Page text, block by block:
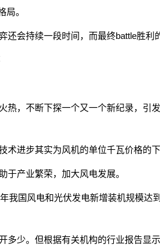
局。
还会持续一段时间，而最终battle胜利
热，不断下探一个又一个新纪录，引
术进步其实为风机的单位千瓦价格的
于产业繁荣，加大风电发展。
我国风电和光伏发电新增装机规模达
多少。但根据有关机构的行业报告显